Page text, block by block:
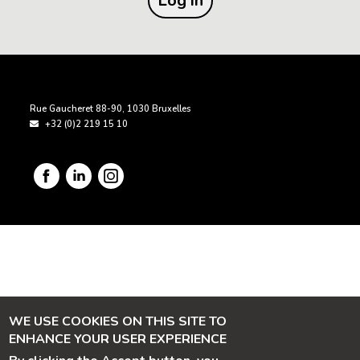
PIED DE PAGE
Rue Gaucheret 88-90, 1030 Bruxelles
+32 (0)2 219 15 10
WE USE COOKIES ON THIS SITE TO
ENHANCE YOUR USER EXPERIENCE